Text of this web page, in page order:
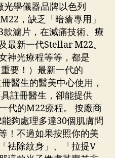
學儀器品牌以色列
，缺乏「暗瘡專用」
濾片，在減痛技術、療
最新一代Stellar M22。
神光療程等等，都是
要！）最新一代的
醫生的醫美中心使用，
註冊醫生，卻能提供
代的M22療程。 按廠商
夠處理多達30個肌膚問
！不過如果按照你的美
袪除紋身」、「拉提V